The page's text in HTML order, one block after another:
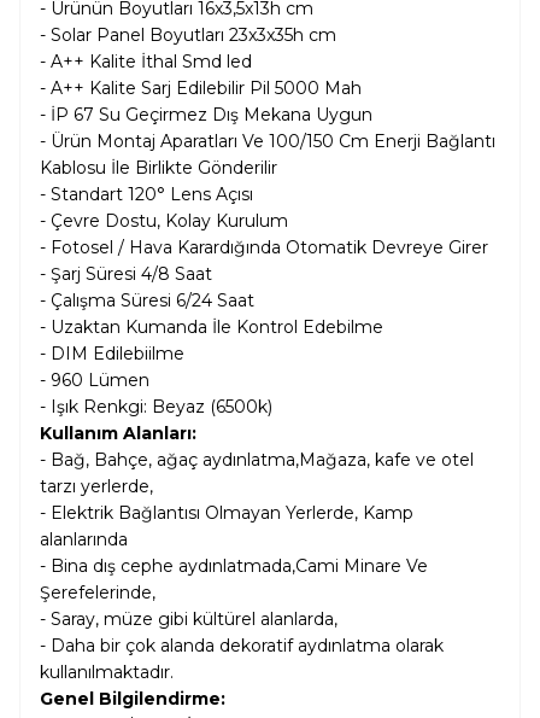
- Ürünün Boyutları 16x3,5x13h cm
- Solar Panel Boyutları 23x3x35h cm
- A++ Kalite İthal Smd led
- A++ Kalite Sarj Edilebilir Pil 5000 Mah
- İP 67 Su Geçirmez Dış Mekana Uygun
- Ürün Montaj Aparatları Ve 100/150 Cm Enerji Bağlantı
Kablosu İle Birlikte Gönderilir
- Standart 120° Lens Açısı
- Çevre Dostu, Kolay Kurulum
- Fotosel / Hava Karardığında Otomatik Devreye Girer
- Şarj Süresi 4/8 Saat
- Çalışma Süresi 6/24 Saat
- Uzaktan Kumanda İle Kontrol Edebilme
- DIM Edilebiilme
- 960 Lümen
- Işık Renkgi: Beyaz (6500k)
Kullanım Alanları:
- Bağ, Bahçe, ağaç aydınlatma,Mağaza, kafe ve otel
tarzı yerlerde,
- Elektrik Bağlantısı Olmayan Yerlerde, Kamp
alanlarında
- Bina dış cephe aydınlatmada,Cami Minare Ve
Şerefelerinde,
- Saray, müze gibi kültürel alanlarda,
- Daha bir çok alanda dekoratif aydınlatma olarak
kullanılmaktadır.
Genel Bilgilendirme: